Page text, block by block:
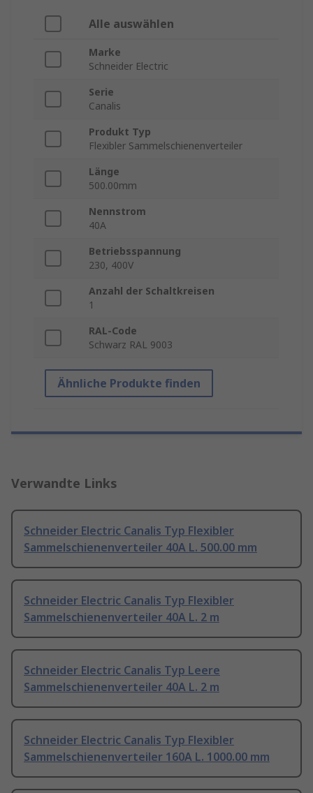
Alle auswählen
Marke
Schneider Electric
Serie
Canalis
Produkt Typ
Flexibler Sammelschienenverteiler
Länge
500.00mm
Nennstrom
40A
Betriebsspannung
230, 400V
Anzahl der Schaltkreisen
1
RAL-Code
Schwarz RAL 9003
Ähnliche Produkte finden
Verwandte Links
Schneider Electric Canalis Typ Flexibler
Sammelschienenverteiler 40A L. 500.00 mm
Schneider Electric Canalis Typ Flexibler
Sammelschienenverteiler 40A L. 2 m
Schneider Electric Canalis Typ Leere
Sammelschienenverteiler 40A L. 2 m
Schneider Electric Canalis Typ Flexibler
Sammelschienenverteiler 160A L. 1000.00 mm